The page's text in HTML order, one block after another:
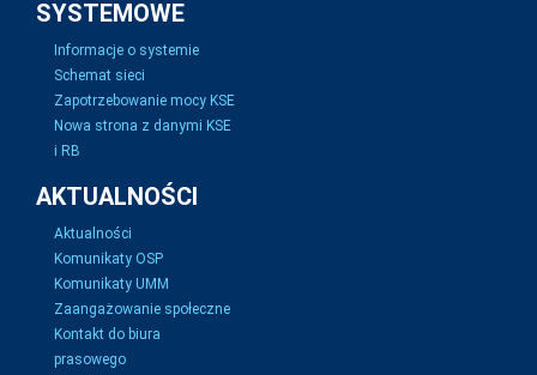
SYSTEMOWE
Informacje o systemie
Schemat sieci
Zapotrzebowanie mocy KSE
Nowa strona z danymi KSE
i RB
AKTUALNOŚCI
Aktualności
Komunikaty OSP
Komunikaty UMM
Zaangażowanie społeczne
Kontakt do biura
prasowego